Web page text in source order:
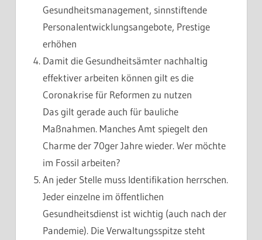
Gesundheitsmanagement, sinnstiftende
Personalentwicklungsangebote, Prestige
erhöhen
Damit die Gesundheitsämter nachhaltig
effektiver arbeiten können gilt es die
Coronakrise für Reformen zu nutzen
Das gilt gerade auch für bauliche
Maßnahmen. Manches Amt spiegelt den
Charme der 70ger Jahre wieder. Wer möchte
im Fossil arbeiten?
An jeder Stelle muss Identifikation herrschen.
Jeder einzelne im öffentlichen
Gesundheitsdienst ist wichtig (auch nach der
Pandemie). Die Verwaltungsspitze steht